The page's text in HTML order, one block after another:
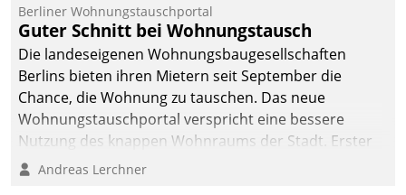
Berliner Wohnungstauschportal
Guter Schnitt bei Wohnungstausch
Die landeseigenen Wohnungsbaugesellschaften
Berlins bieten ihren Mietern seit September die
Chance, die Wohnung zu tauschen. Das neue
Wohnungstauschportal verspricht eine bessere
Nutzung des knappen Wohnraums der Stadt. Erster
Anwendungsfall für Datatrains Lösung API-Hub mit
Andreas Lerchner